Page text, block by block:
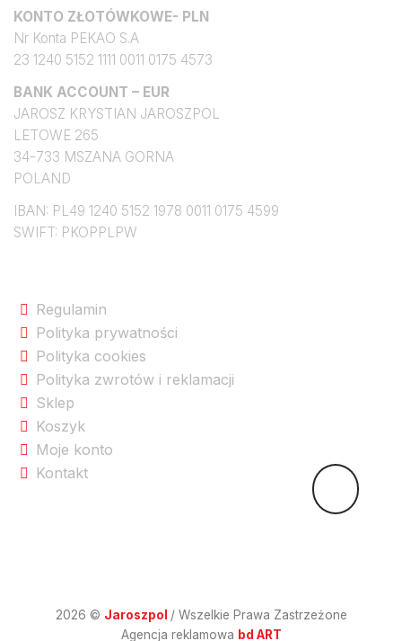
KONTO ZŁOTÓWKOWE- PLN
Nr Konta PEKAO S.A
23 1240 5152 1111 0011 0175 4573
BANK ACCOUNT – EUR
JAROSZ KRYSTIAN JAROSZPOL
LETOWE 265
34-733 MSZANA GORNA
POLAND
IBAN: PL49 1240 5152 1978 0011 0175 4599
SWIFT: PKOPPLPW
Regulamin
Polityka prywatności
Polityka cookies
Polityka zwrotów i reklamacji
Sklep
Koszyk
Moje konto
Kontakt
2026 © Jaroszpol / Wszelkie Prawa Zastrzeżone
Agencja reklamowa bd ART